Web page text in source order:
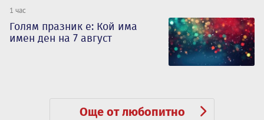
1 час
Голям празник е: Кой има
имен ден на 7 август
Още от любопитно